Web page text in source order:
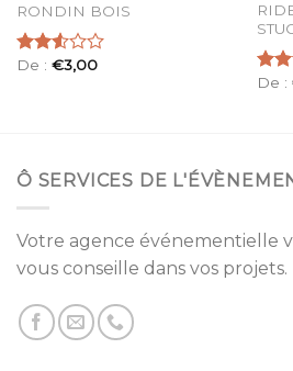
RONDIN BOIS
Note
De : €3,00
Note
De :
Ô SERVICES DE
Votre agence événementielle
vous conseille dans vos projets.